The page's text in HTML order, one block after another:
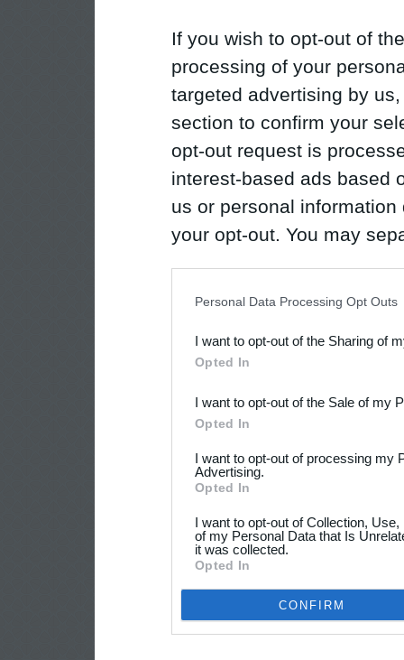
If you wish to opt-out of
processing of your
targeted advertising by
section to confirm your
opt-out request is
interest-based ads based
us or personal
your opt-out. You may
Downstream Participants
third parties.
Personal Data Processing Opt Outs
I want to opt-out of the Sharing of
Opted In
I want to opt-out of the Sale of my
Opted In
I want to opt-out of processing my
Advertising.
Opted In
I want to opt-out of Collection,
of my Personal Data that Is
it was collected.
Opted In
CONFIRM